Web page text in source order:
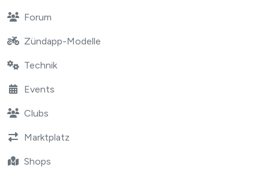
Forum
Zündapp-Modelle
Technik
Events
Clubs
Marktplatz
Shops